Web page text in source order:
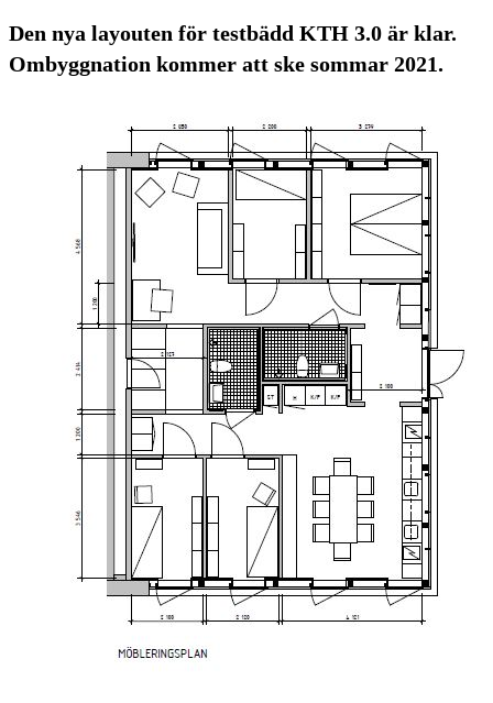
Den nya layouten för testbädd KTH 3.0 är klar.
Ombyggnation kommer att ske sommar 2021.